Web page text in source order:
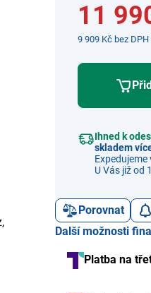
11
9 909 Kč bez DPH
Ihned k
skladem
Expedujeme
U Vás již od
Porovnat
Další možnosti
Platba na